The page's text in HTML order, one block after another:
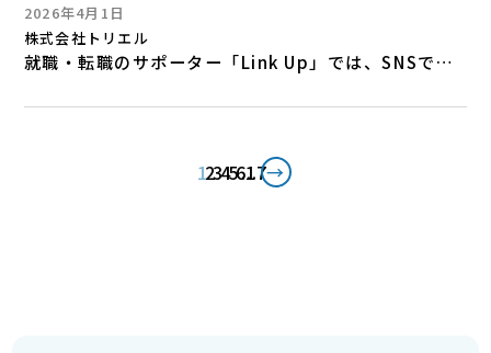
2026年4月1日
株式会社トリエル
就職・転職のサポーター「Link Up」では、SNSでおすすめ求人等をご紹介中！
123456...
17→